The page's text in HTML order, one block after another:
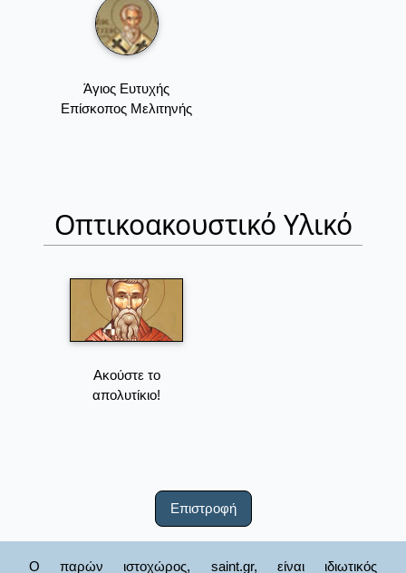
Άγιος Ευτυχής
Επίσκοπος Μελιτηνής
Οπτικοακουστικό Υλικό
Ακούστε το
απολυτίκιο!
Επιστροφή
Ο παρών ιστοχώρος, saint.gr, είναι ιδιωτικός